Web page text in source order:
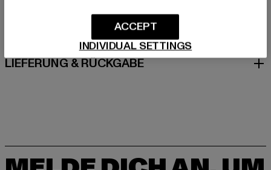
PFLEGEHINWEISE
LIEFERUNG & RÜCKGABE
INDIVIDUAL SETTINGS
ACCEPT